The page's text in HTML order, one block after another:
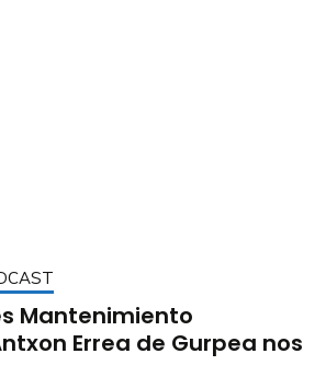
Mantenimiento
Errea de Gurpea nos